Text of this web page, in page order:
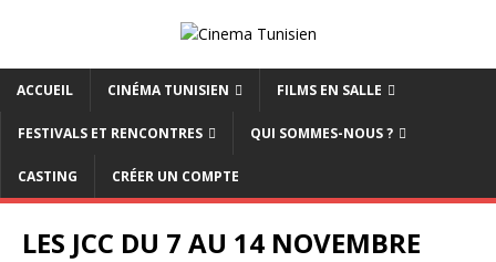
ACCUEIL CINÉMA TUNISIEN FILMS EN SALLE
FESTIVALS ET RENCONTRES QUI SOMMES-NOUS ?
CASTING CRÉER UN COMPTE
LES JCC DU 7 AU 14 NOVEMBRE